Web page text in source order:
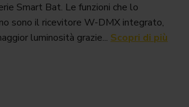
Smart Bat. Le funzioni che lo
sono il ricevitore W-DMX integrato,
luminosità grazie... Scopri di più